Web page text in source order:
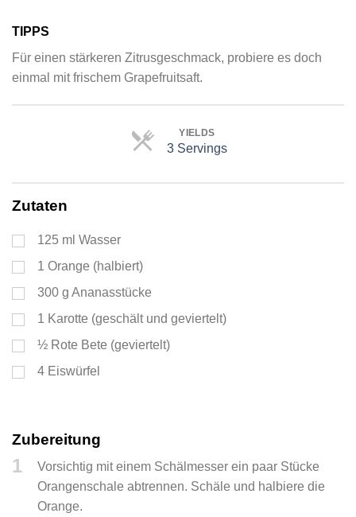
TIPPS
Für einen stärkeren Zitrusgeschmack, probiere es doch
einmal mit frischem Grapefruitsaft.
YIELDS
3 Servings
Zutaten
125 ml Wasser
1 Orange (halbiert)
300 g Ananasstücke
1 Karotte (geschält und geviertelt)
½ Rote Bete (geviertelt)
4 Eiswürfel
Zubereitung
1
Vorsichtig mit einem Schälmesser ein paar Stücke
Orangenschale abtrennen. Schäle und halbiere die
Orange.